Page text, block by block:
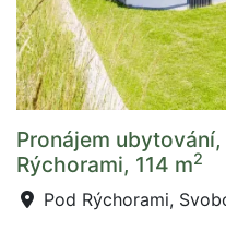
Pronájem
Rýchorami, 114 m2
Pod Rýchorami,